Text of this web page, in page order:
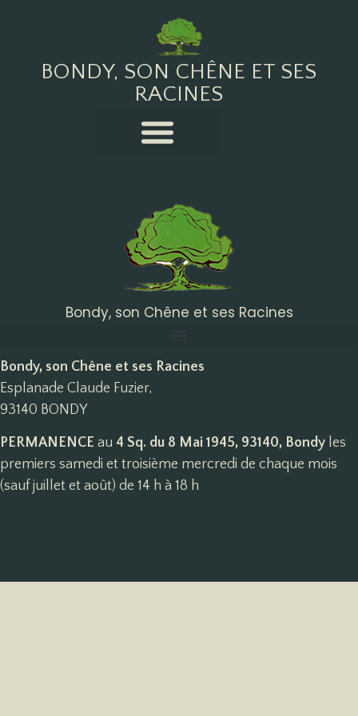
BONDY, SON CHÊNE ET SES
RACINES
Bondy, son Chêne et ses Racines
Bondy, son Chêne et ses Racines
Esplanade Claude Fuzier,
93140 BONDY
PERMANENCE au 4 Sq. du 8 Mai 1945, 93140, Bondy les
premiers samedi et troisième mercredi de chaque mois
(sauf juillet et août) de 14 h à 18 h